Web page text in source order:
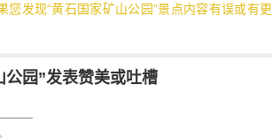
发现“黄石国家矿山公园”景点内容有误或有更
园”发表赞美或吐槽